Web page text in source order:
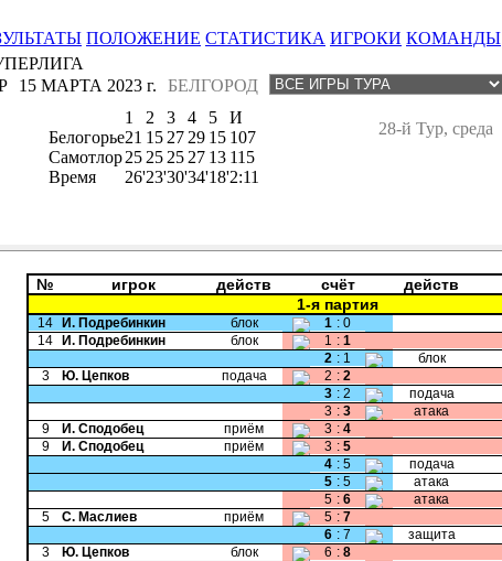
ПОЛОЖЕНИЕ СТАТИСТИКА ИГРОКИ КОМАНДЫ
БЕЛГОРОД
15 МАРТА 2023 г.
28-й Тур, среда
1 2 3 4 5
И
Белогорье21 15 27 29 15 107
Самотлор25 25 25 27 13 115
Время
26'23'30'34'18'2:11
№ игрок действ счёт действ
1-я партия
14 И. Подребинкин блок 1 : 0
14
И. Подребинкин блок 1 : 1
2 : 1 блок
3
Ю. Цепков подача 2 : 2
3 : 2 подача
3 : 3 атака
9
И. Сподобец приём 3 : 4
9
И. Сподобец приём 3 : 5
4 : 5 подача
5 : 5 атака
5 : 6 атака
5
С. Маслиев приём 5 : 7
6 : 7 защита
3
Ю. Цепков блок 6 : 8